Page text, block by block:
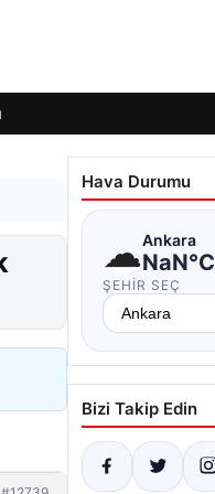
Hava Durumu
☁Ankara
NaN°C
ŞEHIR SEÇ
Bizi Takip Edin